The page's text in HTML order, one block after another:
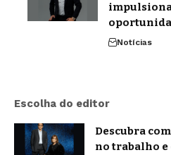
Notícias
Escolha do editor
Descubra
no trabalho